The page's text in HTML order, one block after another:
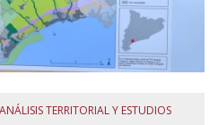
TERRITORIAL Y ESTUDIOS